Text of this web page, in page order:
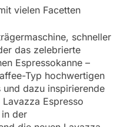
vielen Facetten
schneller
das zelebrierte
Espressokanne –
Typ hochwertigen
und dazu inspirierende
Espresso
der